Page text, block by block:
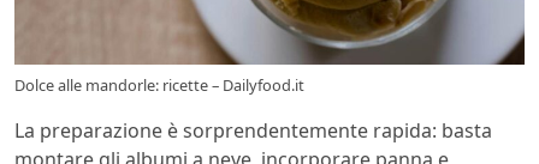
Dolce alle mandorle: ricette – Dailyfood.it
La preparazione è sorprendentemente rapida: basta